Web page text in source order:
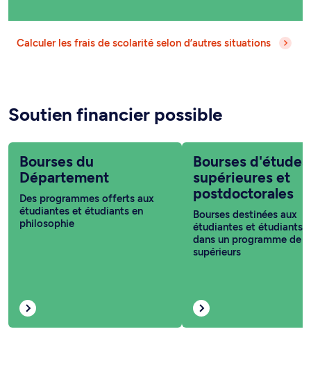
Calculer les frais de scolarité selon d’autres situations
Soutien financier possible
Bourses du
Département
Des programmes offerts aux
étudiantes et étudiants en
philosophie
Bourses d'études
supérieures et
postdoctorales
Bourses destinées aux
étudiantes et étudiants
dans un programme de
supérieurs